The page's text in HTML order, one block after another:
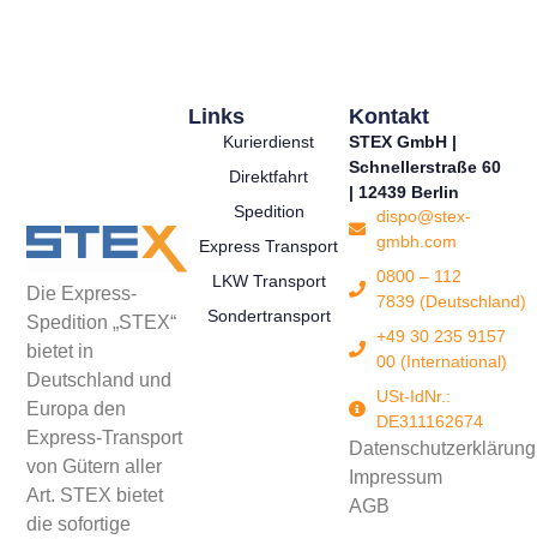
Die Express-
Spedition „STEX“
bietet in
Deutschland und
Europa den
Express-Transport
von Gütern aller
Art. STEX bietet
die sofortige
Links
Kurierdienst
Direktfahrt
Spedition
Express Transport
LKW Transport
Sondertransport
Kontakt
STEX GmbH |
Schnellerstraße 60
| 12439 Berlin
dispo@stex-
gmbh.com
0800 – 112
7839 (Deutschland)
+49 30 235 9157
00 (International)
USt-IdNr.:
DE311162674
Datenschutzerklärung
Impressum
AGB